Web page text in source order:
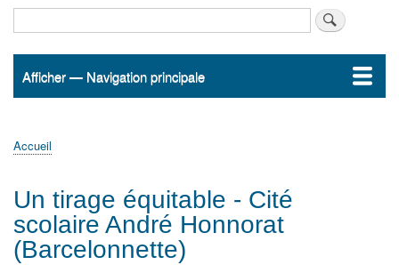
Navigation
Afficher — Navigation principale
Accueil
ActualitésMATh.en.JEANS ?
Régions et Ateliers
Créer, gérer un atelier
Sujets/Publications
Congrès
d'Ariane
Accueil
Un tirage équitable - Cité
scolaire André Honnorat
(Barcelonnette)